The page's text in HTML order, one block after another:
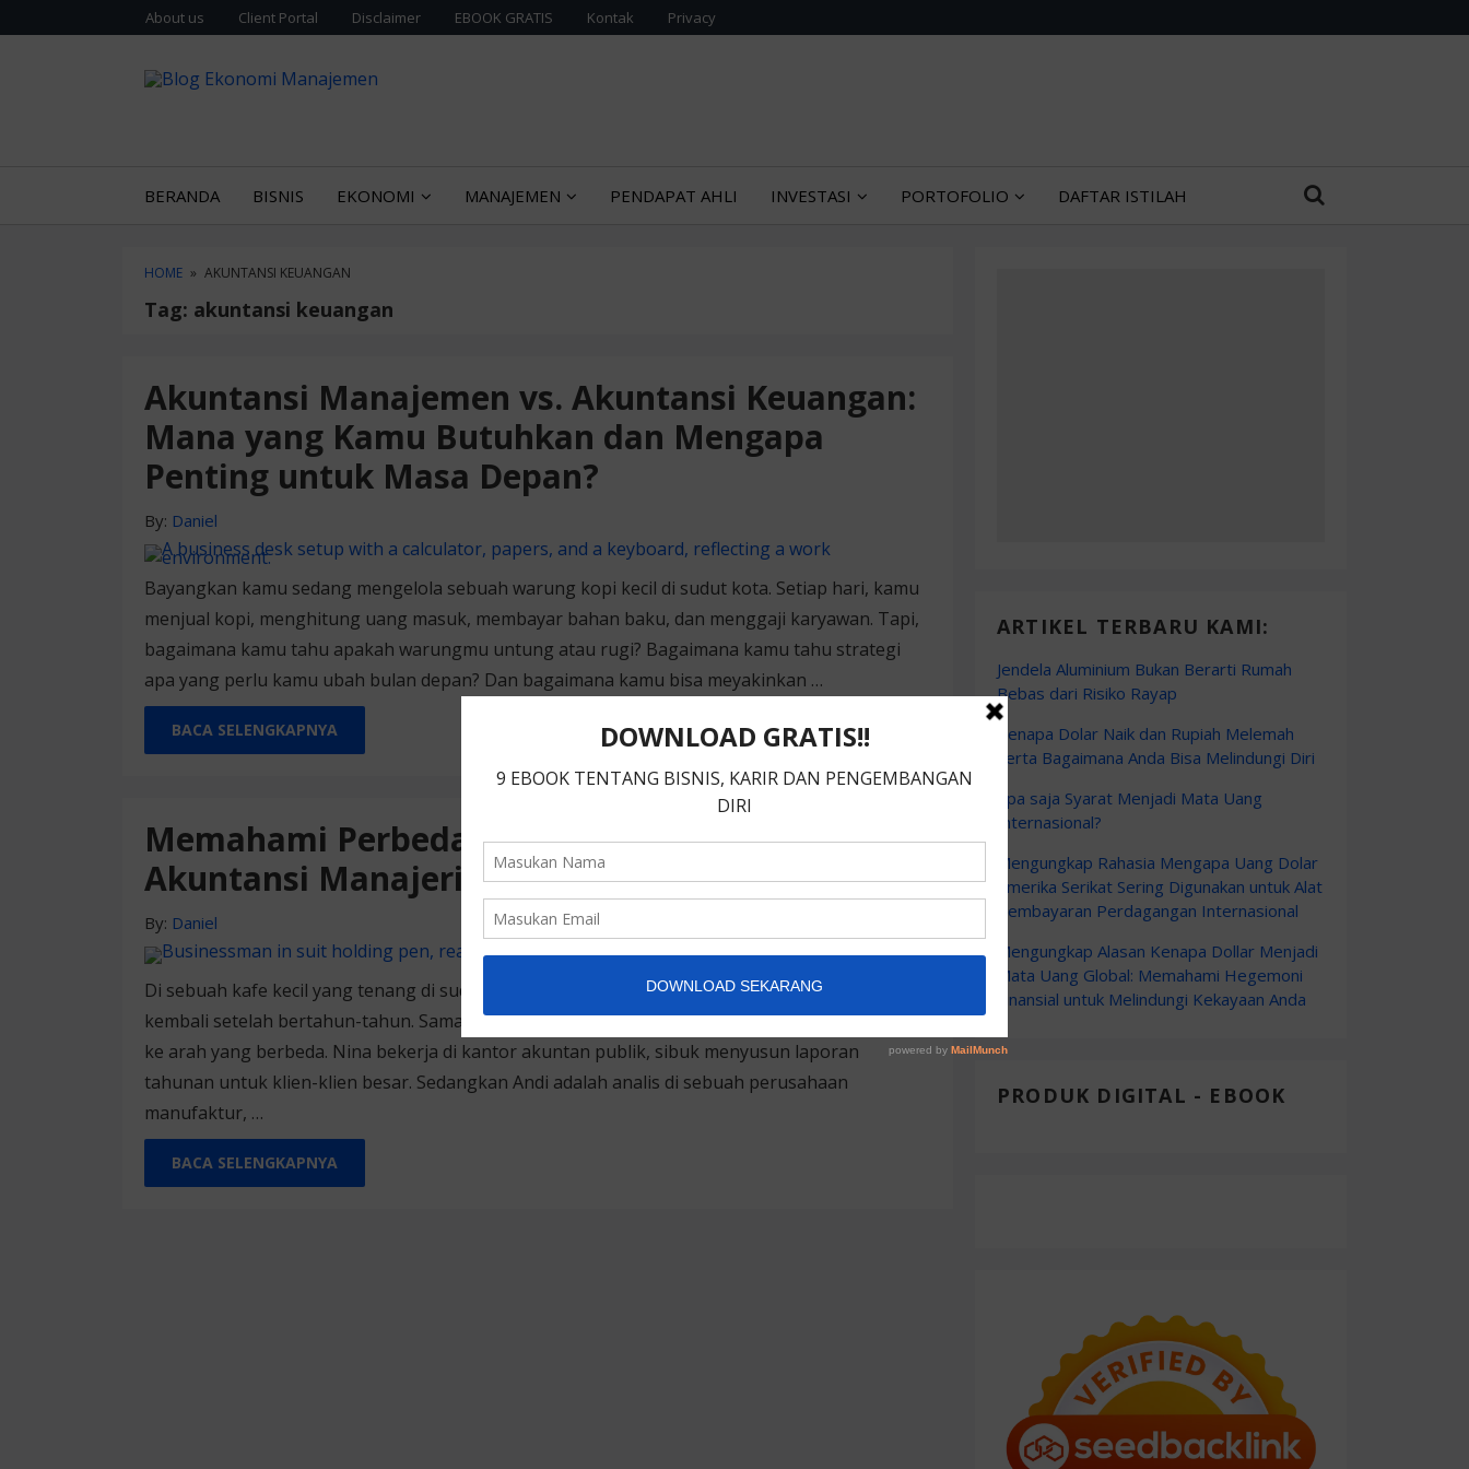
to
to
About us Client Portal Disclaimer EBOOK GRATIS Kontak Privacy
BERANDA BISNIS EKONOMI MANAJEMEN PENDAPAT AHLI INVESTASI PORTOFOLIO DAFTAR ISTILAH
HOME » AKUNTANSI KEUANGAN
Tag: akuntansi keuangan
Akuntansi Manajemen vs. Akuntansi Keuangan:
Mana yang Kamu Butuhkan dan Mengapa
Penting untuk Masa Depan?
By: Daniel
Bayangkan kamu sedang mengelola sebuah warung kopi kecil di sudut kota. Setiap hari, kamu
menjual kopi, menghitung uang masuk, membayar bahan baku, dan menggaji karyawan. Tapi,
bagaimana kamu tahu apakah warungmu untung atau rugi? Bagaimana kamu tahu strategi
apa yang perlu kamu ubah bulan depan? Dan bagaimana kamu bisa meyakinkan …
BACA SELENGKAPNYA
Memahami Perbedaan Akuntansi Keuangan dan
Akuntansi Manajerial
By: Daniel
Di sebuah kafe kecil yang tenang di sudut Jakarta, dua sahabat lama—Nina dan Andi—bertemu
kembali setelah bertahun-tahun. Sama-sama lulusan akuntansi, tapi kini hidup mereka berjalan
ke arah yang berbeda. Nina bekerja di kantor akuntan publik, sibuk menyusun laporan
tahunan untuk klien-klien besar. Sedangkan Andi adalah analis di sebuah perusahaan
manufaktur, …
BACA SELENGKAPNYA
ARTIKEL TERBARU KAMI:
Jendela Aluminium Bukan Berarti Rumah
Bebas dari Risiko Rayap
Kenapa Dolar Naik dan Rupiah Melemah
Serta Bagaimana Anda Bisa Melindungi Diri
Apa saja Syarat Menjadi Mata Uang
Internasional?
Mengungkap Rahasia Mengapa Uang Dolar
Amerika Serikat Sering Digunakan untuk Alat
Pembayaran Perdagangan Internasional
Mengungkap Alasan Kenapa Dollar Menjadi
Mata Uang Global: Memahami Hegemoni
Finansial untuk Melindungi Kekayaan Anda
PRODUK DIGITAL - EBOOK